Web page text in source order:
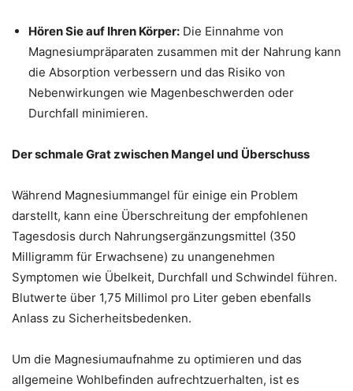
Hören Sie auf Ihren Körper: Die Einnahme von
Magnesiumpräparaten zusammen mit der Nahrung kann
die Absorption verbessern und das Risiko von
Nebenwirkungen wie Magenbeschwerden oder
Durchfall minimieren.
Der schmale Grat zwischen Mangel und Überschuss
Während Magnesiummangel für einige ein Problem
darstellt, kann eine Überschreitung der empfohlenen
Tagesdosis durch Nahrungsergänzungsmittel (350
Milligramm für Erwachsene) zu unangenehmen
Symptomen wie Übelkeit, Durchfall und Schwindel führen.
Blutwerte über 1,75 Millimol pro Liter geben ebenfalls
Anlass zu Sicherheitsbedenken.
Um die Magnesiumaufnahme zu optimieren und das
allgemeine Wohlbefinden aufrechtzuerhalten, ist es